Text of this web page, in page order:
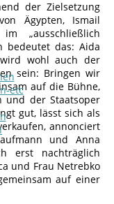
etc
der Zielsetzung
Ägypten, Ismail
„ausschließlich
bedeutet das: Aida
wohl auch der
sein: Bringen wir
auf die Bühne,
und der Staatsoper
gut, lässt sich als
annonciert
und Anna
erst nachträglich
und Frau Netrebko
auf einer